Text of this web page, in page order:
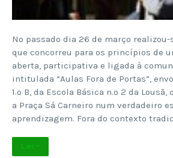
No passado dia 26 de março
que concorreu para os princípios de
aberta, participativa e ligada à
intitulada “Aulas Fora de Portas”,
1.º B, da Escola Básica n.º 2 da
a Praça Sá Carneiro num verdadeiro
aprendizagem. Fora do contexto
Ler +